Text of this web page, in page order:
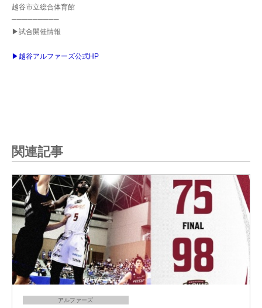
越谷市立総合体育館
─────────
▶試合開催情報
▶越谷アルファーズ公式HP
関連記事
アルファーズ